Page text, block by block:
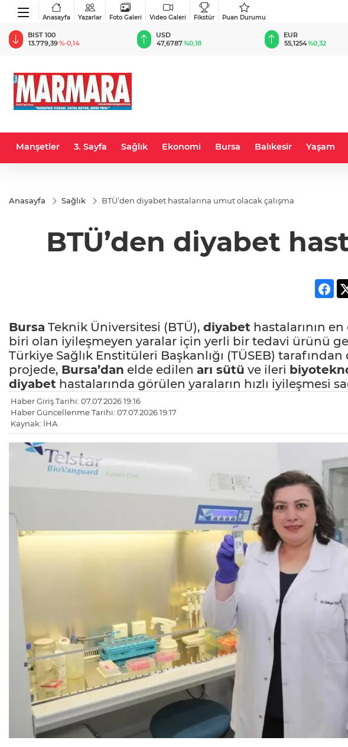
Anasayfa Yazarlar Foto Galeri Video Galeri Fikstür Puan Durumu
BIST 100
13.779,39%-0,14
USD
47,6787%0,18
EUR
55,1254%0,32
Manşetler 3. Sayfa Sağlık Ekonomi Bursa Balıkesir Yaşam
Anasayfa Sağlık BTÜ’den diyabet hastalarına umut olacak çalışma
BTÜ’den diyabet
Bursa Teknik Üniversitesi (BTÜ), diyabet hastalarının
biri olan iyileşmeyen yaralar için yerli bir tedavi ürünü
Türkiye Sağlık Enstitüleri Başkanlığı (TÜSEB)
projede, Bursa’dan elde edilen arı sütü ve ileri
diyabet hastalarında görülen yaraların hızlı iyileşmesi
Haber Giriş Tarihi: 07.07.2026 19:16
Haber Güncellenme Tarihi: 07.07.2026 19:17
Kaynak: İHA